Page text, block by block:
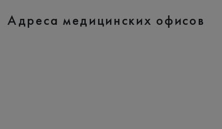
Адреса медицинских офисов